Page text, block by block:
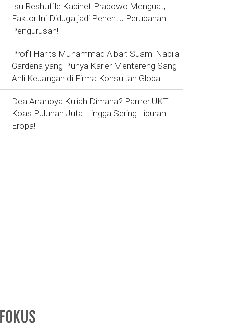
Isu Reshuffle Kabinet Prabowo Menguat,
Faktor Ini Diduga jadi Penentu Perubahan
Pengurusan!
Profil Harits Muhammad Albar: Suami Nabila
Gardena yang Punya Karier Mentereng Sang
Ahli Keuangan di Firma Konsultan Global
Dea Arranoya Kuliah Dimana? Pamer UKT
Koas Puluhan Juta Hingga Sering Liburan
Eropa!
FOKUS